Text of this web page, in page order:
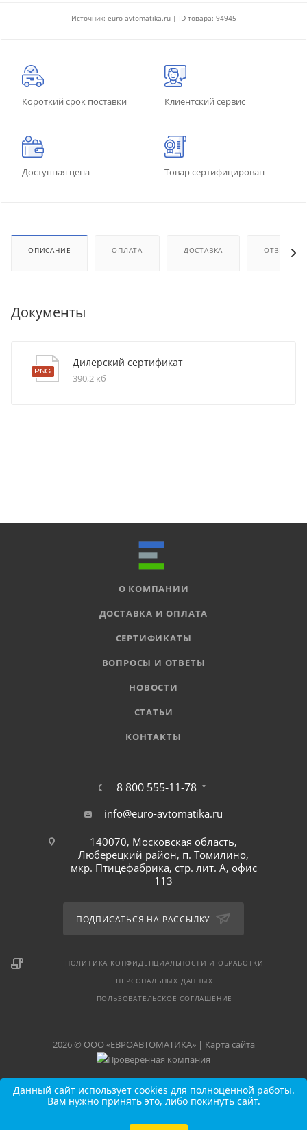
Источник: euro-avtomatika.ru | ID товара: 94945
Короткий срок поставки Клиентский сервис
Доступная цена Товар сертифицирован
ОПИСАНИЕ ОПЛАТА ДОСТАВКА ОТЗЫВЫ
Документы
Дилерский сертификат
390,2 кб
О КОМПАНИИ
ДОСТАВКА И ОПЛАТА
СЕРТИФИКАТЫ
ВОПРОСЫ И ОТВЕТЫ
НОВОСТИ
СТАТЬИ
КОНТАКТЫ
8 800 555-11-78
info@euro-avtomatika.ru
140070, Московская область,
Люберецкий район, п. Томилино,
мкр. Птицефабрика, стр. лит. А, офис
113
ПОДПИСАТЬСЯ НА РАССЫЛКУ
ПОЛИТИКА КОНФИДЕНЦИАЛЬНОСТИ И ОБРАБОТКИ
ПЕРСОНАЛЬНЫХ ДАННЫХ
ПОЛЬЗОВАТЕЛЬСКОЕ СОГЛАШЕНИЕ
2026 © ООО «ЕВРОАВТОМАТИКА» | Карта сайта
Данный сайт использует cookies для полноценной работы.
Вам нужно принять это, либо покинуть сайт.